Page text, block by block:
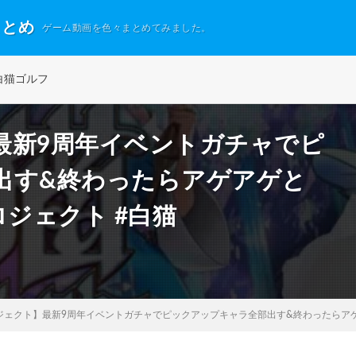
め ゲーム動画を色々まとめてみました。
猫ゴルフ
新9周年イベントガチャでピ
す&終わったらアゲアゲと
ェクト #白猫
ェクト】最新9周年イベントガチャでピックアップキャラ全部出す&終わったら